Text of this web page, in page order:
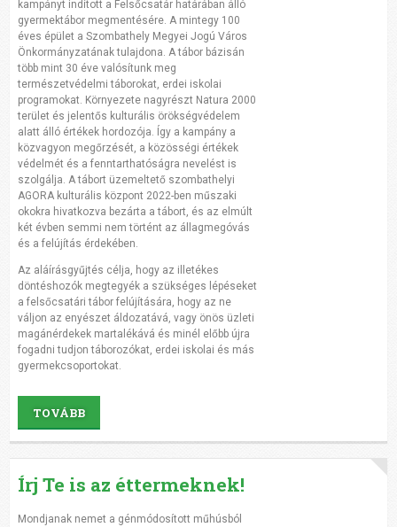
kampányt indított a Felsőcsatár határában álló
gyermektábor megmentésére. A mintegy 100
éves épület a Szombathely Megyei Jogú Város
Önkormányzatának tulajdona. A tábor bázisán
több mint 30 éve valósítunk meg
természetvédelmi táborokat, erdei iskolai
programokat. Környezete nagyrészt Natura 2000
terület és jelentős kulturális örökségvédelem
alatt álló értékek hordozója. Így a kampány a
közvagyon megőrzését, a közösségi értékek
védelmét és a fenntarthatóságra nevelést is
szolgálja. A tábort üzemeltető szombathelyi
AGORA kulturális központ 2022-ben műszaki
okokra hivatkozva bezárta a tábort, és az elmúlt
két évben semmi nem történt az állagmegóvás
és a felújítás érdekében.
Az aláírásgyűjtés célja, hogy az illetékes
döntéshozók megtegyék a szükséges lépéseket
a felsőcsatári tábor felújítására, hogy az ne
váljon az enyészet áldozatává, vagy önös üzleti
magánérdekek martalékává és minél előbb újra
fogadni tudjon táborozókat, erdei iskolai és más
gyermekcsoportokat.
TOVÁBB
Írj Te is az éttermeknek!
Mondjanak nemet a génmódosított műhúsból